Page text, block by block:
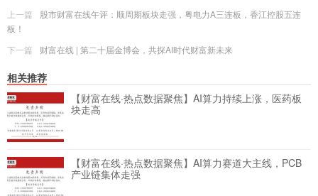
上一篇
股市财富在线午评：顺周期板块走强，粤电力A三连板，香江控股五连
板！
下一篇
财富在线 | 第二十届金博会，共探AI时代财富新未来
相关推荐
【财富在线·热点数据聚焦】AI算力持续上涨，医药板
块走高
【财富在线·热点数据聚焦】AI算力赛道大主线，PCB
产业链集体走强